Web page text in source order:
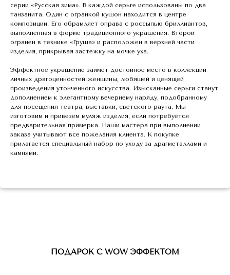
серии «Русская зима». В каждой серьге использованы по два
танзанита. Один с огранкой кушон находится в центре
композиции. Его обрамляет оправа с россыпью бриллиантов,
выполненная в форме традиционного украшения. Второй
огранен в технике «Груша» и расположен в верхней части
изделия, прикрывая застежку на мочке уха.
Эффектное украшение займет достойное место в коллекции
личных драгоценностей женщины, любящей и ценящей
произведения утонченного искусства. Изысканные серьги станут
дополнением к элегантному вечернему наряду, подобранному
для посещения театра, выставки, светского раута. Мы
изготовим и привезем муляж изделия, если потребуется
предварительная примерка. Наши мастера при выполнении
заказа учитывают все пожелания клиента. К покупке
прилагается специальный набор по уходу за драгметаллами и
камнями.
ПОДАРОК С WOW ЭФФЕКТОМ